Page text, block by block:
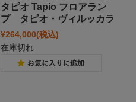
タピオ Tapio フロアラン
プ タピオ・ヴィルッカラ
¥264,000(税込)
在庫切れ